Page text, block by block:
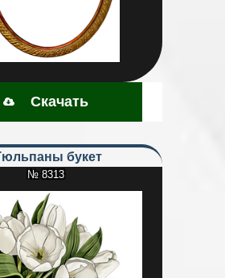
Скачать
Тюльпаны букет
№ 8313